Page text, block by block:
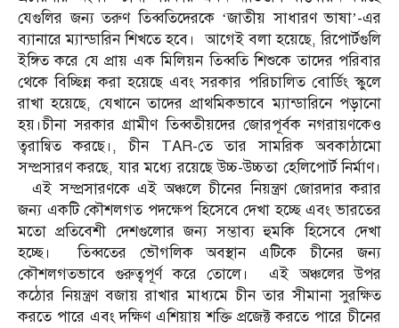
যেগুলির জন্য তরুণ তিব্বতিদেরকে ‘জাতীয় সাধারণ ভাষা’-এর
ব্যানারে ম্যান্ডারিন শিখতে হবে। আগেই বলা হয়েছে, রিপোর্টগুলি
ইঙ্গিত করে যে প্রায় এক মিলিয়ন তিব্বতি শিশুকে তাদের পরিবার
থেকে বিচ্ছিন্ন করা হয়েছে এবং সরকার পরিচালিত বোর্ডিং স্কুলে
রাখা হয়েছে, যেখানে তাদের প্রাথমিকভাবে ম্যান্ডারিনে পড়ানো
হয়।চীনা সরকার গ্রামীণ তিব্বতীয়দের জোরপূর্বক নগরায়ণকেও
ত্বরান্বিত করছে।, চীন TAR-তে তার সামরিক অবকাঠামো
সম্প্রসারণ করছে, যার মধ্যে রয়েছে উচ্চ-উচ্চতা হেলিপোর্ট নির্মাণ।
এই সম্প্রসারণকে এই অঞ্চলে চীনের নিয়ন্ত্রণ জোরদার করার
জন্য একটি কৌশলগত পদক্ষেপ হিসেবে দেখা হচ্ছে এবং ভারতের
মতো প্রতিবেশী দেশগুলোর জন্য সম্ভাব্য হুমকি হিসেবে দেখা
হচ্ছে। তিব্বতের ভৌগলিক অবস্থান এটিকে চীনের জন্য
কৌশলগতভাবে গুরুত্বপূর্ণ করে তোলে। এই অঞ্চলের উপর
কঠোর নিয়ন্ত্রণ বজায় রাখার মাধ্যমে চীন তার সীমানা সুরক্ষিত
করতে পারে এবং দক্ষিণ এশিয়ায় শক্তি প্রজেক্ট করতে পারে চীনের